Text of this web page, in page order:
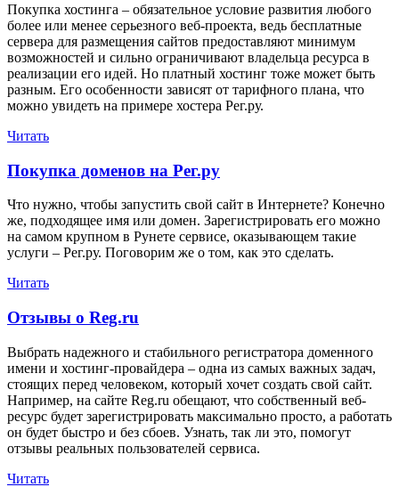
Покупка хостинга – обязательное условие развития любого
более или менее серьезного веб-проекта, ведь бесплатные
сервера для размещения сайтов предоставляют минимум
возможностей и сильно ограничивают владельца ресурса в
реализации его идей. Но платный хостинг тоже может быть
разным. Его особенности зависят от тарифного плана, что
можно увидеть на примере хостера Рег.ру.
Читать
Покупка доменов на Рег.ру
Что нужно, чтобы запустить свой сайт в Интернете? Конечно
же, подходящее имя или домен. Зарегистрировать его можно
на самом крупном в Рунете сервисе, оказывающем такие
услуги – Рег.ру. Поговорим же о том, как это сделать.
Читать
Отзывы о Reg.ru
Выбрать надежного и стабильного регистратора доменного
имени и хостинг-провайдера – одна из самых важных задач,
стоящих перед человеком, который хочет создать свой сайт.
Например, на сайте Reg.ru обещают, что собственный веб-
ресурс будет зарегистрировать максимально просто, а работать
он будет быстро и без сбоев. Узнать, так ли это, помогут
отзывы реальных пользователей сервиса.
Читать